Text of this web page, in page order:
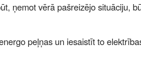
ņemot vērā pašreizējo situāciju,
peļņas un iesaistīt to